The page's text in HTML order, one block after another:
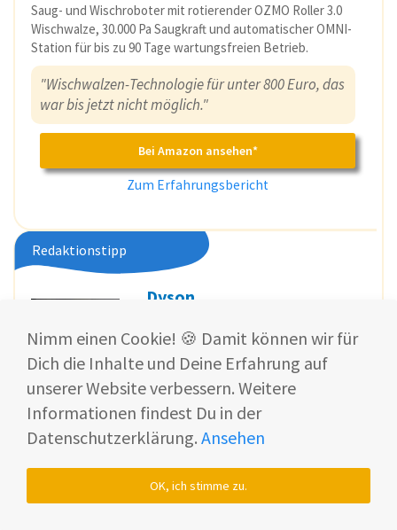
Saug- und Wischroboter mit rotierender OZMO Roller 3.0
Wischwalze, 30.000 Pa Saugkraft und automatischer OMNI-
Station für bis zu 90 Tage wartungsfreien Betrieb.
"Wischwalzen-Technologie für unter 800 Euro, das
war bis jetzt nicht möglich."
Bei Amazon ansehen*
Zum Erfahrungsbericht
Redaktionstipp
Dyson
899 €
(1.199 €)
KI-gestützter 2-in-1 Saug- und Wischroboter mit
automatischer Spot-Reinigung, Lasernavigation,
vibrierender selbstbefeuchtender Wischwalze und
"Der Spot+Scrub Ai ist präzise, fokussiert und
Nimm einen Cookie! 🍪 Damit können wir für
Dich die Inhalte und Deine Erfahrung auf
unserer Website verbessern. Weitere
Informationen findest Du in der
Datenschutzerklärung. Ansehen
OK, ich stimme zu.